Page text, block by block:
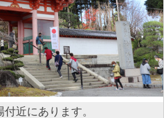
近にあります。